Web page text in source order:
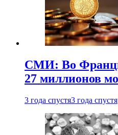
СМИ: Во
27 миллионов
3 года спустя3 года спустя